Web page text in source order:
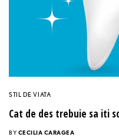
STIL DE VIATA
Cat de des trebuie sa iti
BY CECILIA CARAGEA